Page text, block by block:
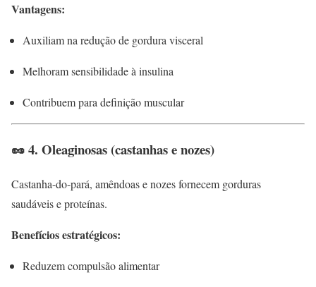
Vantagens:
Auxiliam na redução de gordura visceral
Melhoram sensibilidade à insulina
Contribuem para definição muscular
🥜 4. Oleaginosas (castanhas e nozes)
Castanha-do-pará, amêndoas e nozes fornecem gorduras
saudáveis e proteínas.
Benefícios estratégicos:
Reduzem compulsão alimentar